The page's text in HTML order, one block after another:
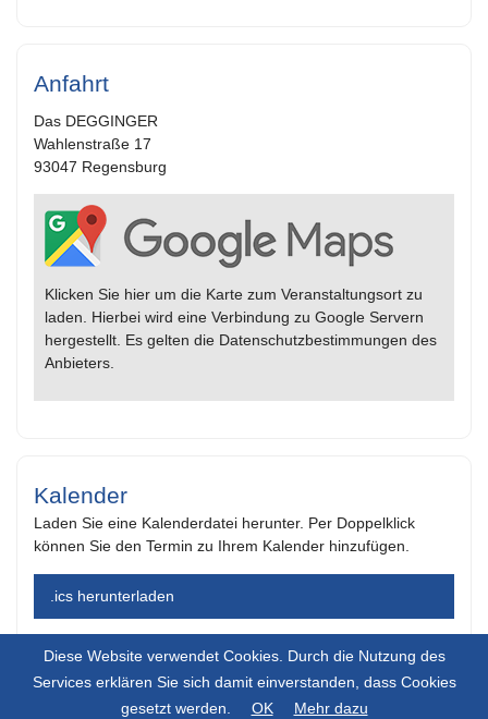
Anfahrt
Das DEGGINGER
Wahlenstraße 17
93047 Regensburg
Klicken Sie hier um die Karte zum Veranstaltungsort zu
laden. Hierbei wird eine Verbindung zu Google Servern
hergestellt. Es gelten die Datenschutzbestimmungen des
Anbieters.
Kalender
Laden Sie eine Kalenderdatei herunter. Per Doppelklick
können Sie den Termin zu Ihrem Kalender hinzufügen.
.ics herunterladen
Diese Website verwendet Cookies. Durch die Nutzung des
Services erklären Sie sich damit einverstanden, dass Cookies
gesetzt werden.
OK Mehr dazu